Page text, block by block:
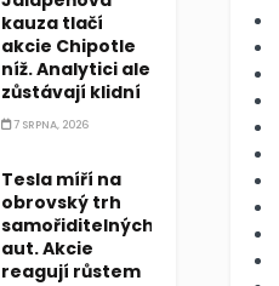
kauza tlačí
akcie Chipotle
níž. Analytici ale
zůstávají klidní
7 SRPNA, 2026
Tesla míří na
obrovský trh
samořiditelných
aut. Akcie
reagují růstem